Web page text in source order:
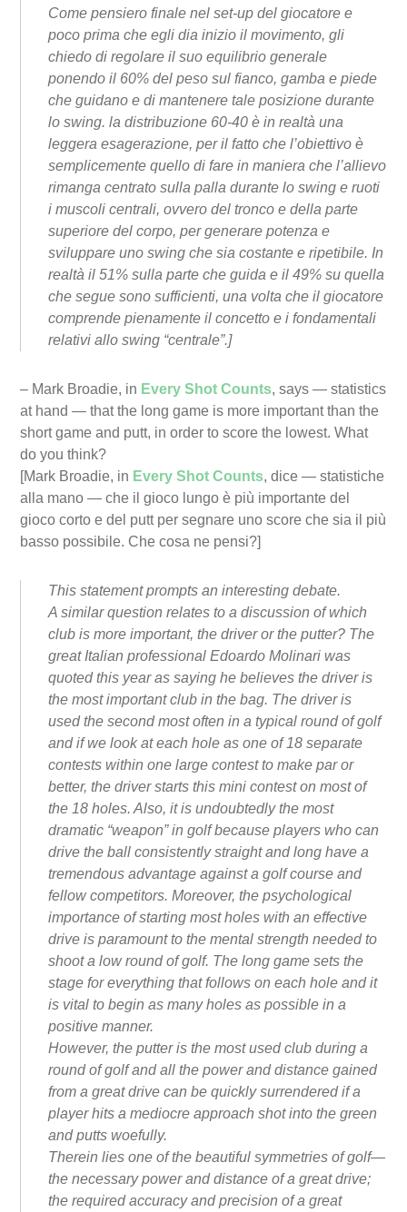
Come pensiero finale nel set-up del giocatore e
poco prima che egli dia inizio il movimento, gli
chiedo di regolare il suo equilibrio generale
ponendo il 60% del peso sul fianco, gamba e piede
che guidano e di mantenere tale posizione durante
lo swing. la distribuzione 60-40 è in realtà una
leggera esagerazione, per il fatto che l’obiettivo è
semplicemente quello di fare in maniera che l’allievo
rimanga centrato sulla palla durante lo swing e ruoti
i muscoli centrali, ovvero del tronco e della parte
superiore del corpo, per generare potenza e
sviluppare uno swing che sia costante e ripetibile. In
realtà il 51% sulla parte che guida e il 49% su quella
che segue sono sufficienti, una volta che il giocatore
comprende pienamente il concetto e i fondamentali
relativi allo swing “centrale”.]
– Mark Broadie, in Every Shot Counts, says — statistics
at hand — that the long game is more important than the
short game and putt, in order to score the lowest. What
do you think?
[Mark Broadie, in Every Shot Counts, dice — statistiche
alla mano — che il gioco lungo è più importante del
gioco corto e del putt per segnare uno score che sia il più
basso possibile. Che cosa ne pensi?]
This statement prompts an interesting debate.
A similar question relates to a discussion of which
club is more important, the driver or the putter? The
great Italian professional Edoardo Molinari was
quoted this year as saying he believes the driver is
the most important club in the bag. The driver is
used the second most often in a typical round of golf
and if we look at each hole as one of 18 separate
contests within one large contest to make par or
better, the driver starts this mini contest on most of
the 18 holes. Also, it is undoubtedly the most
dramatic “weapon” in golf because players who can
drive the ball consistently straight and long have a
tremendous advantage against a golf course and
fellow competitors. Moreover, the psychological
importance of starting most holes with an effective
drive is paramount to the mental strength needed to
shoot a low round of golf. The long game sets the
stage for everything that follows on each hole and it
is vital to begin as many holes as possible in a
positive manner.
However, the putter is the most used club during a
round of golf and all the power and distance gained
from a great drive can be quickly surrendered if a
player hits a mediocre approach shot into the green
and putts woefully.
Therein lies one of the beautiful symmetries of golf—
the necessary power and distance of a great drive;
the required accuracy and precision of a great